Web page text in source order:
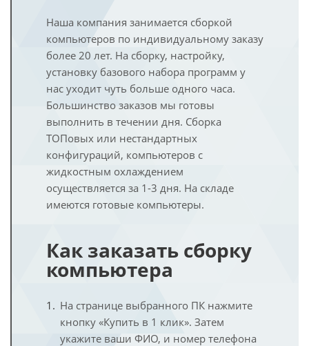
Наша компания занимается сборкой
компьютеров по индивидуальному заказу
более 20 лет. На сборку, настройку,
установку базового набора программ у
нас уходит чуть больше одного часа.
Большинство заказов мы готовы
выполнить в течении дня. Сборка
ТОПовых или нестандартных
конфигураций, компьютеров с
жидкостным охлаждением
осуществляется за 1-3 дня. На складе
имеются готовые компьютеры.
Как заказать сборку
компьютера
На странице выбранного ПК нажмите
кнопку «Купить в 1 клик». Затем
укажите ваши ФИО, и номер телефона